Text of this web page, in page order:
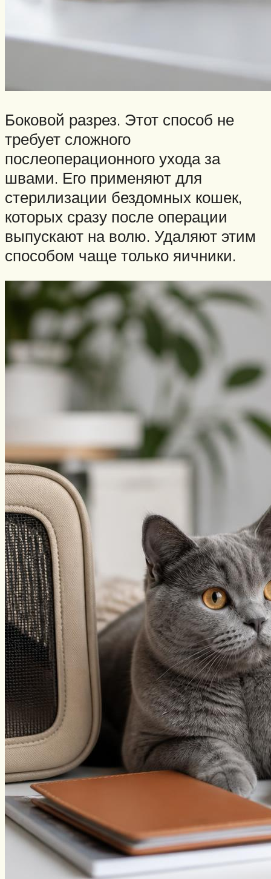
Боковой разрез. Этот способ не
требует сложного
послеоперационного ухода за
швами. Его применяют для
стерилизации бездомных кошек,
которых сразу после операции
выпускают на волю. Удаляют этим
способом чаще только яичники.